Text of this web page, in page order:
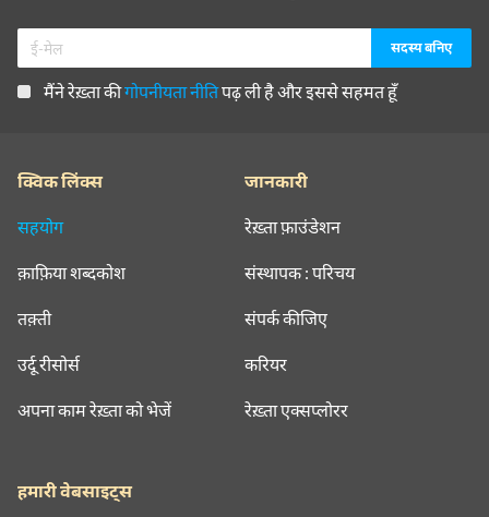
मैंने रेख़्ता कीगोपनीयता नीतिपढ़ ली है और इससे सहमत हूँ
क्विक लिंक्स
सहयोग
क़ाफ़िया शब्दकोश
तक़्ती
उर्दू रीसोर्स
अपना काम रेख़्ता को भेजें
जानकारी
रेख़्ता फ़ाउंडेशन
संस्थापक : परिचय
संपर्क कीजिए
करियर
रेख़्ता एक्सप्लोरर
हमारी वेबसाइट्स